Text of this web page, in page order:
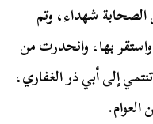
شهداء، وتم
بها، وانحدرت من
إلى أبي ذر الغفاري،
العوام.